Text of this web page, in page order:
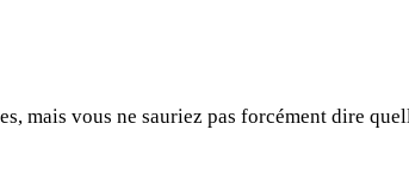
mais vous ne sauriez pas forcément dire